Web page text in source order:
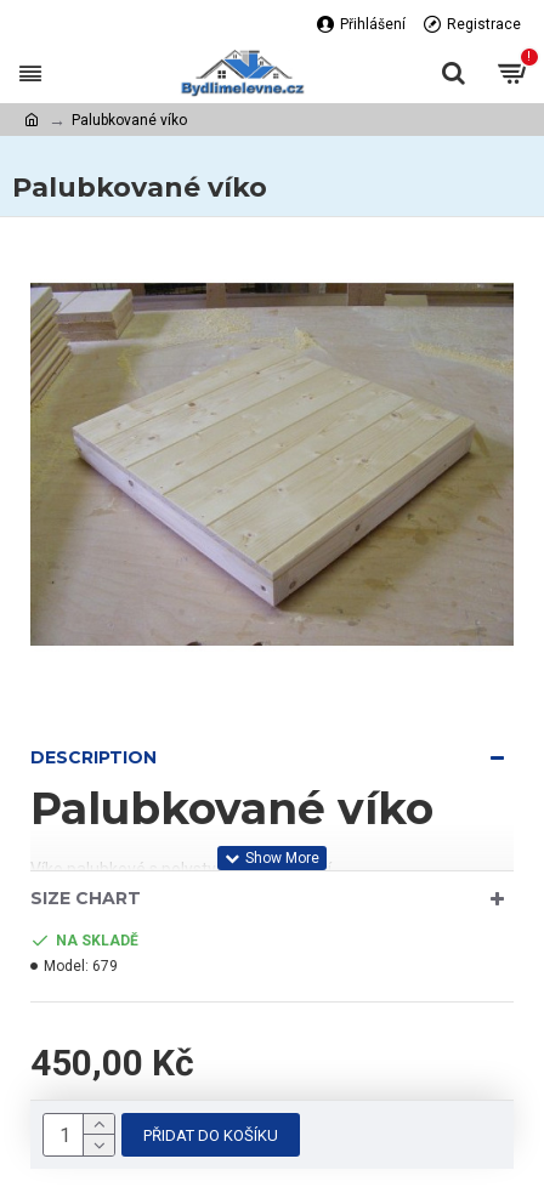
Přihlášení Registrace
!
Palubkované víko
Palubkované víko
DESCRIPTION
Palubkované víko
Víko palubkové s polystyrenovou izolací
SIZE CHART
NA SKLADĚ
Model: 679
450,00 Kč
PŘIDAT DO KOŠÍKU